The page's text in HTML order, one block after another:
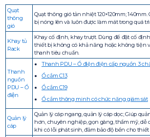
Quạt
thông
gió
Quạt thông gió tản nhiệt 120×120mm;
bị nóng lên và luôn được làm mát trong quá
Khay tủ
Rack
Khay cố định, khay trượt. Dùng để đặt cố
thiết bị không có khả năng hoặc không tiện
thanh tiêu chuẩn.
Thanh
nguồn
PDU – Ổ
điện
Thanh PDU – Ổ điện điện cấp nguồn 3
Ổ cắm C13
Ổ cắm C19
Ổ cắm thông minh có chức năng giám sát
Quản lý
cáp
Quản lý cáp ngang, quản lý cáp dọc; Giúp
hơn, chuyên nghiệp, gọn gàng, thẩm mỹ, dễ
khi có lỗi phát sinh, đảm bảo độ bền cho thiết